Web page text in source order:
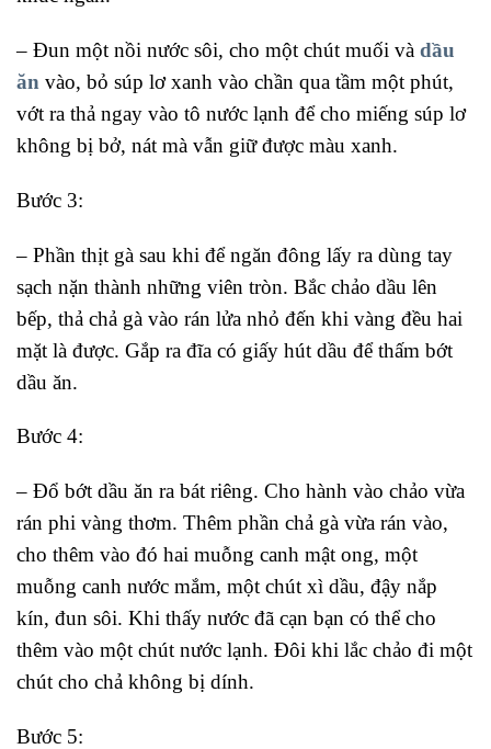
– Đun một nồi nước sôi, cho một chút muối và dầu
ăn vào, bỏ súp lơ xanh vào chần qua tầm một phút,
vớt ra thả ngay vào tô nước lạnh để cho miếng súp lơ
không bị bở, nát mà vẫn giữ được màu xanh.
Bước 3:
– Phần thịt gà sau khi để ngăn đông lấy ra dùng tay
sạch nặn thành những viên tròn. Bắc chảo dầu lên
bếp, thả chả gà vào rán lửa nhỏ đến khi vàng đều hai
mặt là được. Gắp ra đĩa có giấy hút dầu để thấm bớt
dầu ăn.
Bước 4:
– Đổ bớt dầu ăn ra bát riêng. Cho hành vào chảo vừa
rán phi vàng thơm. Thêm phần chả gà vừa rán vào,
cho thêm vào đó hai muỗng canh mật ong, một
muỗng canh nước mắm, một chút xì dầu, đậy nắp
kín, đun sôi. Khi thấy nước đã cạn bạn có thể cho
thêm vào một chút nước lạnh. Đôi khi lắc chảo đi một
chút cho chả không bị dính.
Bước 5: